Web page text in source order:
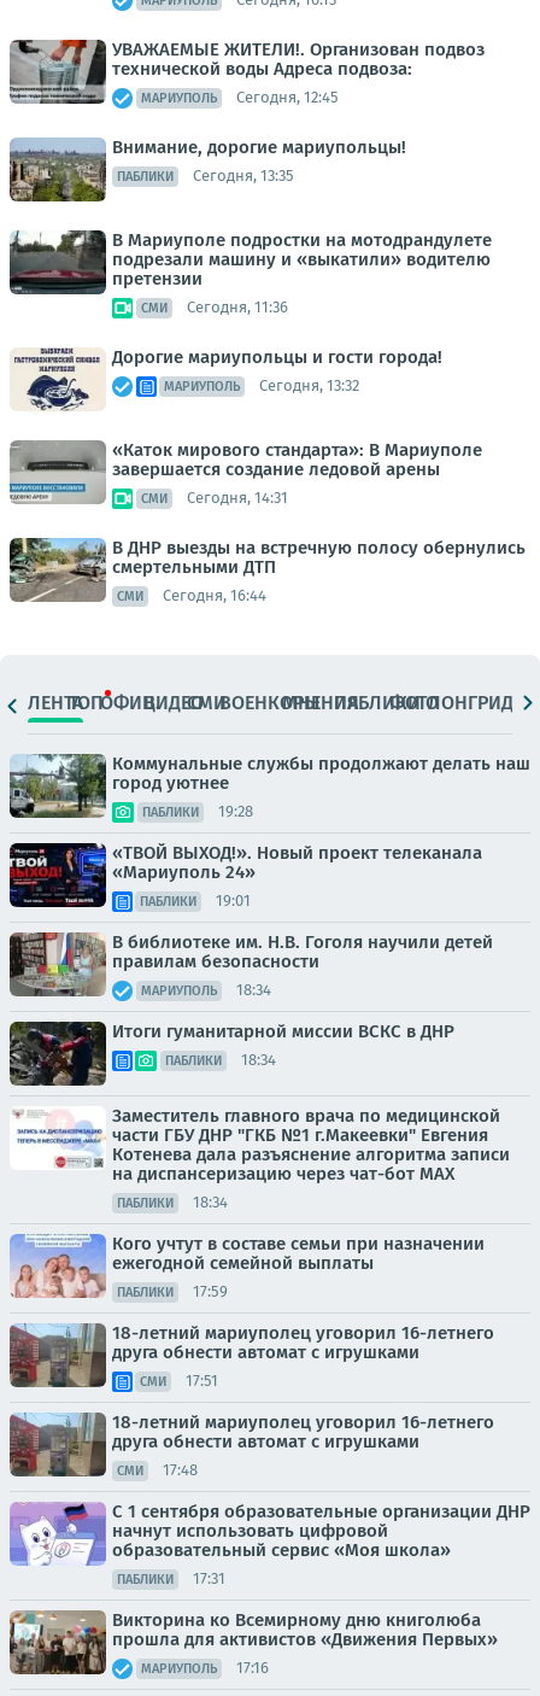
УВАЖАЕМЫЕ ЖИТЕЛИ!. Организован подвоз
технической воды Адреса подвоза:
МАРИУПОЛЬ Сегодня, 12:45
Внимание, дорогие мариупольцы!
ПАБЛИКИ Сегодня, 13:35
В Мариуполе подростки на мотодрандулете
подрезали машину и «выкатили» водителю
претензии
СМИ Сегодня, 11:36
Дорогие мариупольцы и гости города!
МАРИУПОЛЬ Сегодня, 13:32
«Каток мирового стандарта»: В Мариуполе
завершается создание ледовой арены
СМИ Сегодня, 14:31
В ДНР выезды на встречную полосу обернулись
смертельными ДТП
СМИ Сегодня, 16:44
ЛЕНТАТОПОФИЦ.ВИДЕОСМИВОЕНКОРЫМНЕНИЯПАБЛИКИ
ФОТОЛОНГРИДЫ
Коммунальные службы продолжают делать наш
город уютнее
ПАБЛИКИ 19:28
«ТВОЙ ВЫХОД!». Новый проект телеканала
«Мариуполь 24»
ПАБЛИКИ 19:01
В библиотеке им. Н.В. Гоголя научили детей
правилам безопасности
МАРИУПОЛЬ 18:34
Итоги гуманитарной миссии ВСКС в ДНР
ПАБЛИКИ 18:34
Заместитель главного врача по медицинской
части ГБУ ДНР "ГКБ №1 г.Макеевки" Евгения
Котенева дала разъяснение алгоритма записи
на диспансеризацию через чат-бот МАХ
ПАБЛИКИ 18:34
Кого учтут в составе семьи при назначении
ежегодной семейной выплаты
ПАБЛИКИ 17:59
18-летний мариуполец уговорил 16-летнего
друга обнести автомат с игрушками
СМИ 17:51
18-летний мариуполец уговорил 16-летнего
друга обнести автомат с игрушками
СМИ 17:48
С 1 сентября образовательные организации ДНР
начнут использовать цифровой
образовательный сервис «Моя школа»
ПАБЛИКИ 17:31
Викторина ко Всемирному дню книголюба
прошла для активистов «Движения Первых»
МАРИУПОЛЬ 17:16